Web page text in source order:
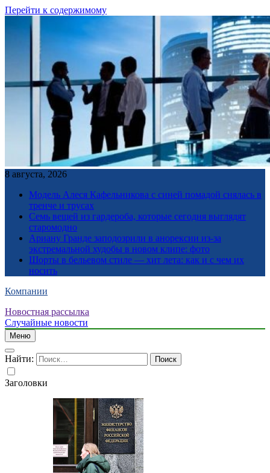
Перейти к содержимому
8 августа, 2026
Модель Алеся Кафельникова с синей помадой снялась в
тренче и трусах
Семь вещей из гардероба, которые сегодня выглядят
старомодно
Ариану Гранде заподозрили в анорексии из-за
экстремальной худобы в новом клипе: фото
Шорты в бельевом стиле — хит лета: как и с чем их
носить
Компании
Новостная рассылка
Случайные новости
Меню
Найти:
Заголовки